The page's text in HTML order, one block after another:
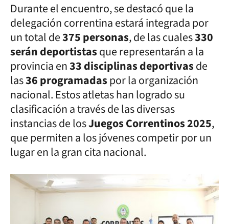
Durante el encuentro, se destacó que la
delegación correntina estará integrada por
un total de375 personas, de las cuales330
serán deportistasque representarán a la
provincia en33 disciplinas deportivasde
las36 programadaspor la organización
nacional. Estos atletas han logrado su
clasificación a través de las diversas
instancias de losJuegos Correntinos 2025,
que permiten a los jóvenes competir por un
lugar en la gran cita nacional.